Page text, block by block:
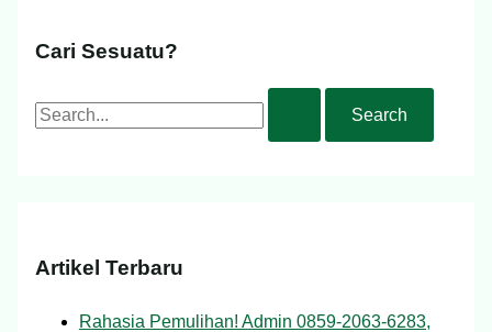
Cari Sesuatu?
Artikel Terbaru
Rahasia Pemulihan! Admin 0859-2063-6283,